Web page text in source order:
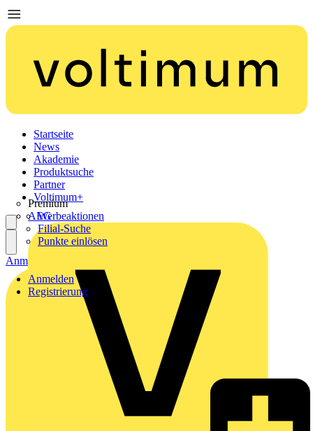
Startseite
News
Akademie
Produktsuche
Partner
Premium
AEG
Voltimum+
Werbeaktionen
Filial-Suche
Punkte einlösen
Anmelden
Registrierung
Anmelden